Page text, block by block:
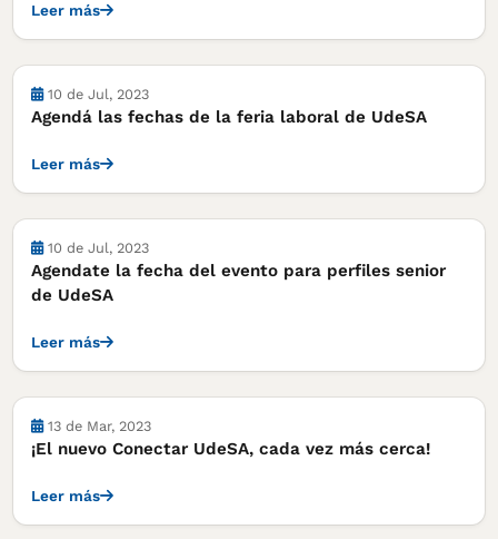
Leer más
Actividades
10 de Jul, 2023
Agendá las fechas de la feria laboral de UdeSA
Leer más
Actividades
10 de Jul, 2023
Agendate la fecha del evento para perfiles senior
de UdeSA
Leer más
Actividades
13 de Mar, 2023
¡El nuevo Conectar UdeSA, cada vez más cerca!
Leer más